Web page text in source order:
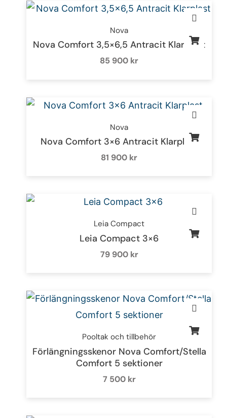
Nova
Nova Comfort 3,5×6,5 Antracit Klarplast
85 900 kr
Nova
Nova Comfort 3×6 Antracit Klarplast
81 900 kr
Leia Compact
Leia Compact 3×6
79 900 kr
Pooltak och tillbehör
Förlängningsskenor Nova Comfort/Stella
Comfort 5 sektioner
7 500 kr